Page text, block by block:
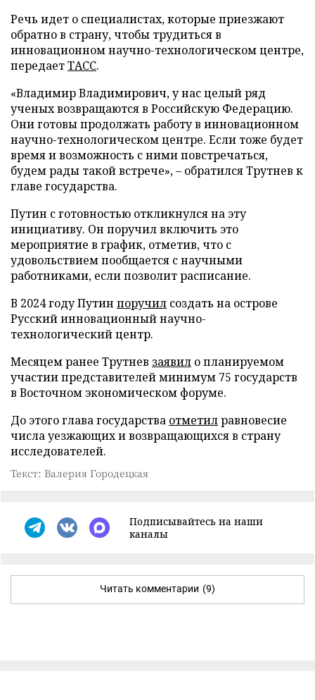
Речь идет о специалистах, которые приезжают
обратно в страну, чтобы трудиться в
инновационном научно-технологическом центре,
передаетТАСС.
«Владимир Владимирович, у нас целый ряд
ученых возвращаются в Российскую Федерацию.
Они готовы продолжать работу в инновационном
научно-технологическом центре. Если тоже будет
время и возможность с ними повстречаться,
будем рады такой встрече», – обратился Трутнев к
главе государства.
Путин с готовностью откликнулся на эту
инициативу. Он поручил включить это
мероприятие в график, отметив, что с
удовольствием пообщается с научными
работниками, если позволит расписание.
В 2024 году Путин поручил создать на острове
Русский инновационный научно-
технологический центр.
Месяцем ранее Трутнев заявил о планируемом
участии представителей минимум 75 государств
в Восточном экономическом форуме.
До этого глава государства отметилравновесие
числа уезжающих и возвращающихся в страну
исследователей.
Текст: Валерия Городецкая
Подписывайтесь на наши
каналы
Читать комментарии (9)